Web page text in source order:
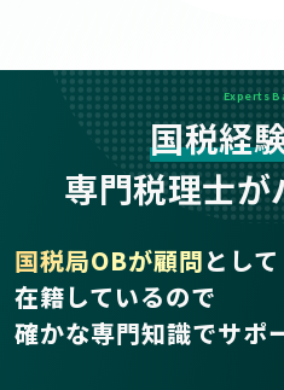
Experts
国税経
専門税理士
国税局OBが顧問として
在籍しているので
確かな専門知識でサポ